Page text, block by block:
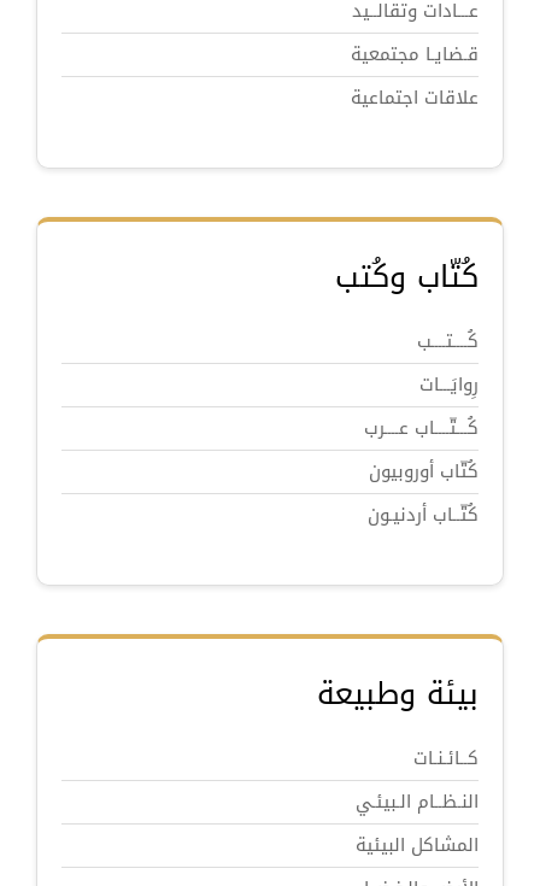
عـــادات وتقالــيد
قـضايـا مجتمعية
علاقات اجتماعية
كُتّاب وكُتب
كُــــتــــب
رِوايَـــات
كُـــتّــــاب عــــرب
كُتّاب أوروبيون
كُتّــاب أردنيـون
بيئة وطبيعة
كــائـنـات
النـظــام الـبيئـي
المشاكل البيئية